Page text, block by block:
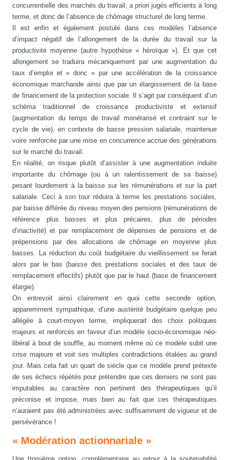
concurrentielle des marchés du travail, a priori jugés efficients à long
terme, et donc de l’absence de chômage structurel de long terme.
Il est enfin et également postulé dans ces modèles l’absence
d’impact négatif de l’allongement de la durée du travail sur la
productivité moyenne (autre hypothèse « héroïque »). Et que cet
allongement se traduira mécaniquement par une augmentation du
taux d’emploi et « donc » par une accélération de la croissance
économique marchande ainsi que par un élargissement de la base
de financement de la protection sociale. Il s’agit par conséquent d’un
schéma traditionnel de croissance productiviste et extensif
(augmentation du temps de travail monétarisé et contraint sur le
cycle de vie), en contexte de basse pression salariale, maintenue
voire renforcée par une mise en concurrence accrue des générations
sur le marché du travail.
En réalité, on risque plutôt d’assister à une augmentation induite
importante du chômage (ou à un ralentissement de sa baisse)
pesant lourdement à la baisse sur les rémunérations et sur la part
salariale. Ceci à son tour réduira à terme les prestations sociales,
par baisse différée du niveau moyen des pensions (rémunérations de
référence plus basses et plus précaires, plus de périodes
d’inactivité) et par remplacement de dépenses de pensions et de
prépensions par des allocations de chômage en moyenne plus
basses. La réduction du coût budgétaire du vieillissement se ferait
alors par le bas (baisse des prestations sociales et des taux de
remplacement effectifs) plutôt que par le haut (base de financement
élargie).
On entrevoit ainsi clairement en quoi cette seconde option,
apparemment sympathique, d’une austérité budgétaire quelque peu
allégée à court-moyen terme, impliquerait des choix politiques
majeurs et renforcés en faveur d’un modèle socio-économique néo-
libéral à bout de souffle, au moment même où ce modèle subit une
crise majeure et voit ses multiples contradictions étalées au grand
jour. Mais cela fait un quart de siècle que ce modèle prend prétexte
de ses échecs répétés pour prétendre que ces derniers ne sont pas
imputables au caractère non pertinent des thérapeutiques qu’il
préconise et impose, mais bien au fait que ces thérapeutiques
n’auraient pas été administrées avec suffisamment de vigueur et de
persévérance !
« Modération actionnariale »